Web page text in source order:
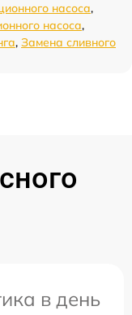
насоса,
насоса,
, Замена сливного
в день